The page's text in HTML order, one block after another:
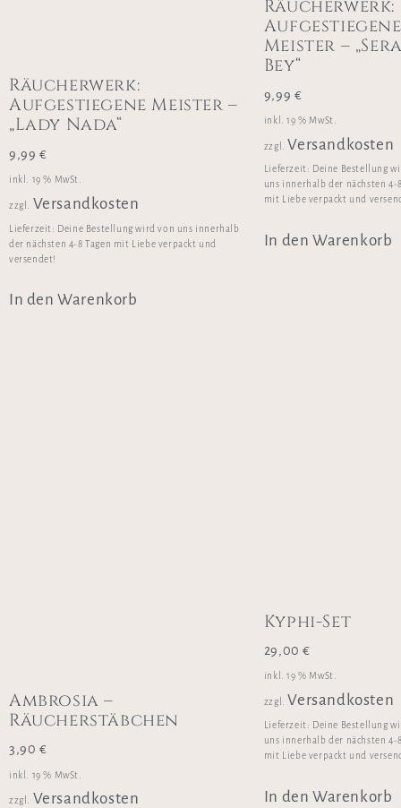
Räucherwerk:
Aufgestiegene Meister –
„Lady Nada“
9,99 €
inkl. 19 % MwSt.
zzgl. Versandkosten
Lieferzeit: Deine Bestellung wird von uns innerhalb
der nächsten 4-8 Tagen mit Liebe verpackt und
versendet!
In den Warenkorb
Räucherwerk:
Aufgestiegene
Meister –
Bey“
9,99 €
inkl. 19 % MwSt.
zzgl. Versandkosten
Lieferzeit: Deine Bestellung
uns innerhalb der nächsten 4-
mit Liebe verpackt und
In den Warenkorb
Ambrosia –
Räucherstäbchen
3,90 €
inkl. 19 % MwSt.
zzgl. Versandkosten
Kyphi-Set
29,00€
inkl. 19 % MwSt.
zzgl. Versandkosten
Lieferzeit: Deine Bestellung
uns innerhalb der nächsten 4-
mit Liebe verpackt und
In den Warenkorb